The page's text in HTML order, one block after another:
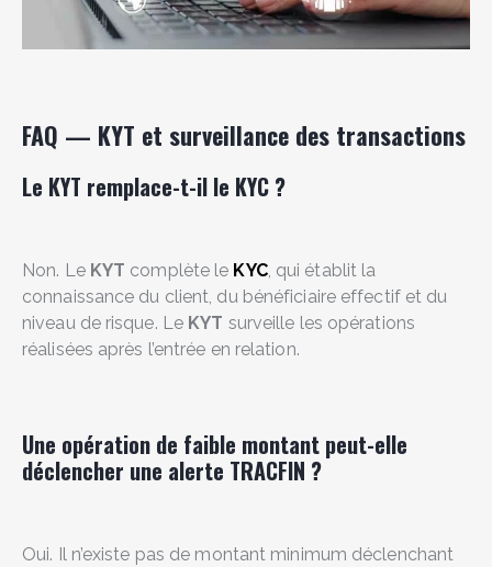
FAQ — KYT et surveillance des transactions
Le KYT remplace-t-il le KYC ?
Non. Le KYT complète le KYC, qui établit la
connaissance du client, du bénéficiaire effectif et du
niveau de risque. Le KYT surveille les opérations
réalisées après l’entrée en relation.
Une opération de faible montant peut-elle
déclencher une alerte TRACFIN ?
Oui. Il n’existe pas de montant minimum déclenchant